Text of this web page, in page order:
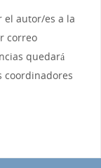
el autor/es a la
correo
quedará
coordinadores